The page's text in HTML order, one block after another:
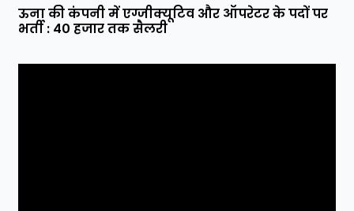
ऊना की कंपनी में एग्जीक्यूटिव और ऑपरेटर के पदों पर
भर्ती : 40 हजार तक सैलरी